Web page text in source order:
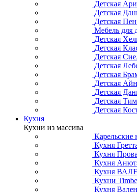
Детская
Детская
Детская
Мебель для
Детская
Детская
Детская
Детская
Детская
Детская
Детская
Детская
Детская
Кухня
Кухни из массива
Карельские
Кухня
Кухня
Кухня
Кухня
Кухни
Кухня